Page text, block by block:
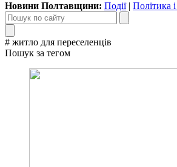
Новини Полтавщини: Події| Політика
# житло для переселенців
Пошук за тегом